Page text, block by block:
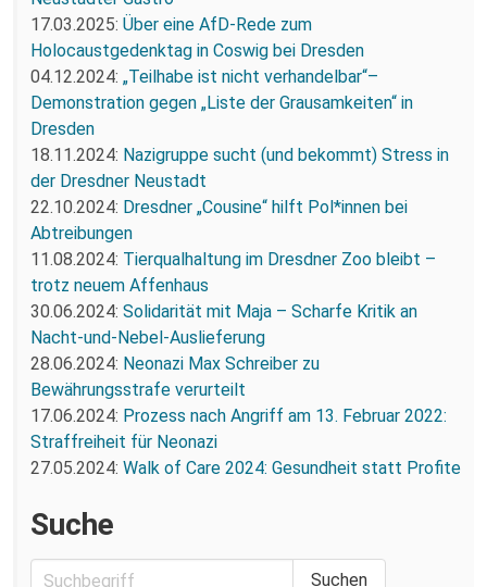
17.03.2025: Über eine AfD-Rede zum
Holocaustgedenktag in Coswig bei Dresden
04.12.2024: „Teilhabe ist nicht verhandelbar“–
Demonstration gegen „Liste der Grausamkeiten“ in
Dresden
18.11.2024: Nazigruppe sucht (und bekommt) Stress in
der Dresdner Neustadt
22.10.2024: Dresdner „Cousine“ hilft Pol*innen bei
Abtreibungen
11.08.2024: Tierqualhaltung im Dresdner Zoo bleibt –
trotz neuem Affenhaus
30.06.2024: Solidarität mit Maja – Scharfe Kritik an
Nacht-und-Nebel-Auslieferung
28.06.2024: Neonazi Max Schreiber zu
Bewährungsstrafe verurteilt
17.06.2024: Prozess nach Angriff am 13. Februar 2022:
Straffreiheit für Neonazi
27.05.2024: Walk of Care 2024: Gesundheit statt Profite
Suche